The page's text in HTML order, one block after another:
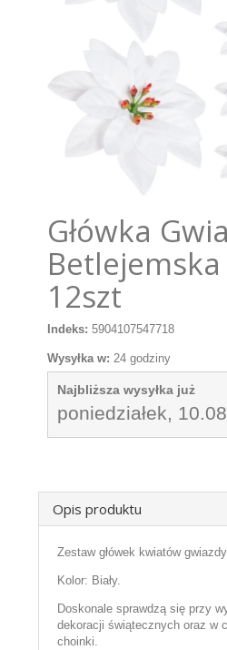
PODKŁADY /PRZEKŁADKI/
KOLEKCJE
Główka
Betlejemska
12szt
Indeks: 5904107547718
Wysyłka w: 24 godziny
Najbliższa wysyłka już
poniedziałek,
Opis produktu
Zestaw główek kwiatów
Kolor: Biały.
Doskonale sprawdzą się przy
dekoracji świątecznych oraz w
choinki.